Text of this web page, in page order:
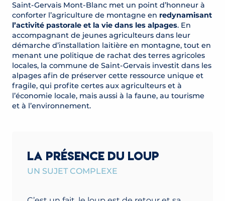
Saint-Gervais Mont-Blanc met un point d’honneur à
conforter l’agriculture de montagne en redynamisant
l’activité pastorale et la vie dans les alpages. En
accompagnant de jeunes agriculteurs dans leur
démarche d’installation laitière en montagne, tout en
menant une politique de rachat des terres agricoles
locales, la commune de Saint-Gervais investit dans les
alpages afin de préserver cette ressource unique et
fragile, qui profite certes aux agriculteurs et à
l’économie locale, mais aussi à la faune, au tourisme
et à l’environnement.
LA PRÉSENCE DU LOUP
UN SUJET COMPLEXE